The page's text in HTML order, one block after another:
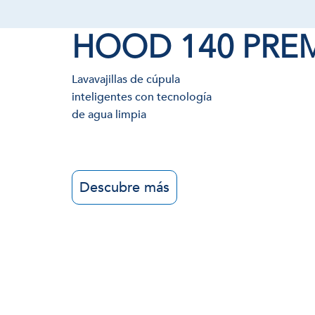
HOOD 140
Lavavajillas de cúpula
inteligentes con tecnología
de agua limpia
Descubre más